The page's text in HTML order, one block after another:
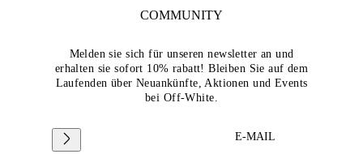
COMMUNITY
Melden sie sich für unseren newsletter an und
erhalten sie sofort 10% rabatt! Bleiben Sie auf dem
Laufenden über Neuankünfte, Aktionen und Events
bei Off-White.
E-MAIL